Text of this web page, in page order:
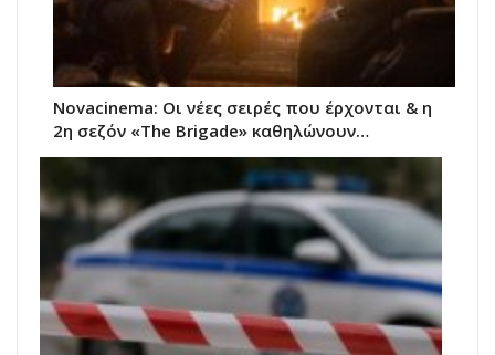
Novacinema: Οι νέες σειρές που έρχονται & η
2η σεζόν «The Brigade» καθηλώνουν…